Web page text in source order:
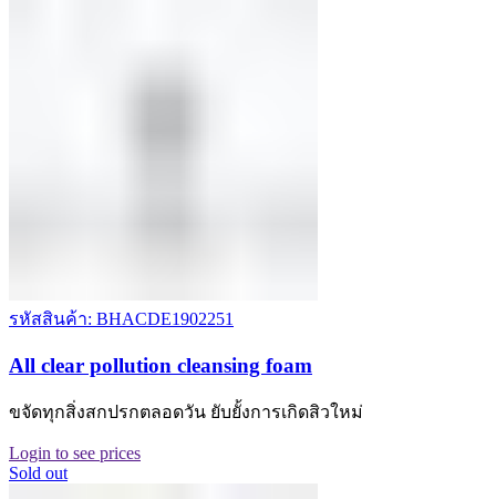
รหัสสินค้า: BHACDE1902251
All clear pollution cleansing foam
ขจัดทุกสิ่งสกปรกตลอดวัน ยับยั้งการเกิดสิวใหม่
Login to see prices
Sold out